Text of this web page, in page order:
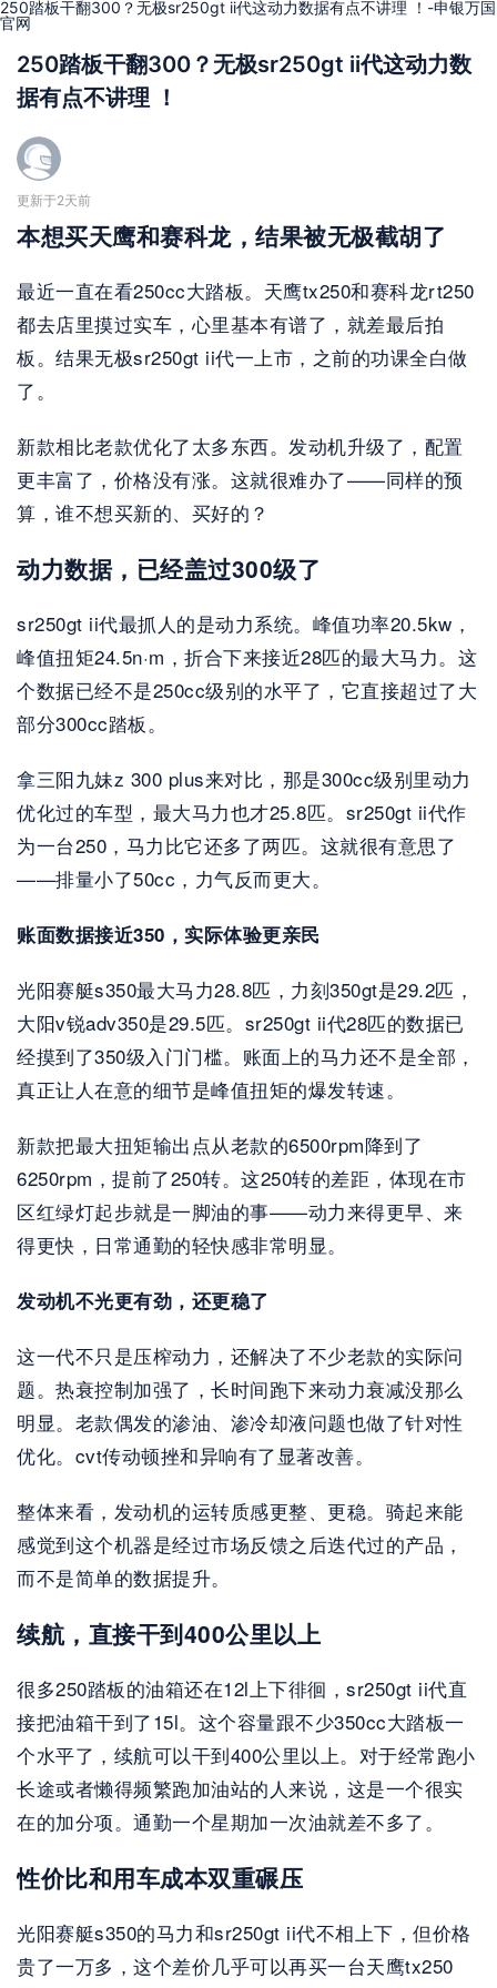
250踏板干翻300？无极sr250gt ii代这动力数据有点不讲理 ！-申银万国
官网
250踏板干翻300？无极sr250gt ii代这动力数
据有点不讲理 ！
更新于2天前
本想买天鹰和赛科龙，结果被无极截胡了
最近一直在看250cc大踏板。天鹰tx250和赛科龙rt250
都去店里摸过实车，心里基本有谱了，就差最后拍
板。结果无极sr250gt ii代一上市，之前的功课全白做
了。
新款相比老款优化了太多东西。发动机升级了，配置
更丰富了，价格没有涨。这就很难办了——同样的预
算，谁不想买新的、买好的？
动力数据，已经盖过300级了
sr250gt ii代最抓人的是动力系统。峰值功率20.5kw，
峰值扭矩24.5n·m，折合下来接近28匹的最大马力。这
个数据已经不是250cc级别的水平了，它直接超过了大
部分300cc踏板。
拿三阳九妹z 300 plus来对比，那是300cc级别里动力
优化过的车型，最大马力也才25.8匹。sr250gt ii代作
为一台250，马力比它还多了两匹。这就很有意思了
——排量小了50cc，力气反而更大。
账面数据接近350，实际体验更亲民
光阳赛艇s350最大马力28.8匹，力刻350gt是29.2匹，
大阳v锐adv350是29.5匹。sr250gt ii代28匹的数据已
经摸到了350级入门门槛。账面上的马力还不是全部，
真正让人在意的细节是峰值扭矩的爆发转速。
新款把最大扭矩输出点从老款的6500rpm降到了
6250rpm，提前了250转。这250转的差距，体现在市
区红绿灯起步就是一脚油的事——动力来得更早、来
得更快，日常通勤的轻快感非常明显。
发动机不光更有劲，还更稳了
这一代不只是压榨动力，还解决了不少老款的实际问
题。热衰控制加强了，长时间跑下来动力衰减没那么
明显。老款偶发的渗油、渗冷却液问题也做了针对性
优化。cvt传动顿挫和异响有了显著改善。
整体来看，发动机的运转质感更整、更稳。骑起来能
感觉到这个机器是经过市场反馈之后迭代过的产品，
而不是简单的数据提升。
续航，直接干到400公里以上
很多250踏板的油箱还在12l上下徘徊，sr250gt ii代直
接把油箱干到了15l。这个容量跟不少350cc大踏板一
个水平了，续航可以干到400公里以上。对于经常跑小
长途或者懒得频繁跑加油站的人来说，这是一个很实
在的加分项。通勤一个星期加一次油就差不多了。
性价比和用车成本双重碾压
光阳赛艇s350的马力和sr250gt ii代不相上下，但价格
贵了一万多，这个差价几乎可以再买一台天鹰tx250